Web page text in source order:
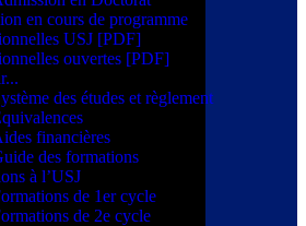
en cours de programme
USJ [PDF]
ouvertes [PDF]
des études et règlement
financières
des formations
à l’USJ
de 1er cycle
de 2e cycle